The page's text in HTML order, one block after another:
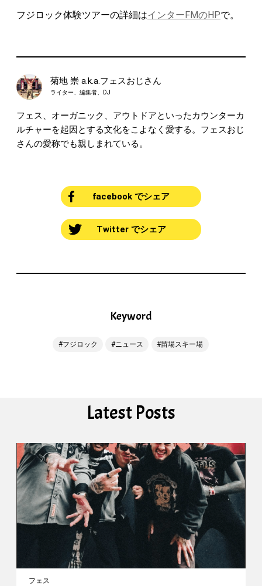
フジロック体験ツアーの詳細はインターFMのHPで。
菊地 崇 a.k.a.フェスおじさん
ライター、編集者、DJ
フェス、オーガニック、アウトドアといったカウンターカ
ルチャーを起因とする文化をこよなく愛する。フェスおじ
さんの愛称でも親しまれている。
facebook でシェア
Twitter でシェア
Keyword
フジロック ニュース 苗場スキー場
Latest Posts
フェス